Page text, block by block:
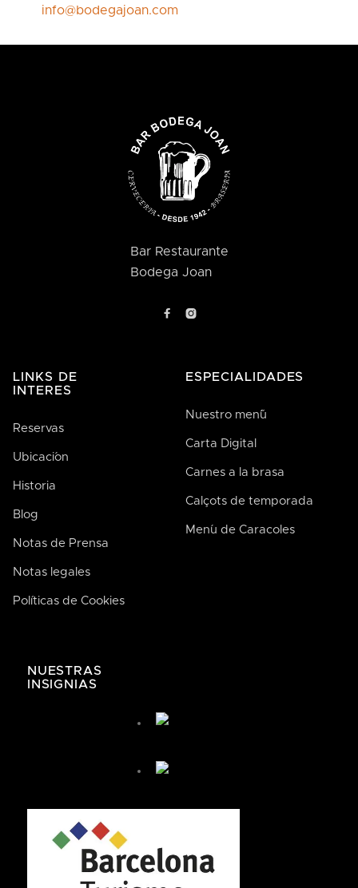
info@bodegajoan.com
Bar Restaurante
Bodega Joan
 
LINKS DE
INTERES
Reservas
Ubicaci´on
Historia
Blog
Notas de Prensa
Notas legales
Políticas de Cookies
ESPECIALIDADES
Nuestro men´´ú
Carta Digital
Carnes a la brasa
Calçots de temporada
Men´u de Caracoles
NUESTRAS
INSIGNIAS
¿Cómo te podemos ayudar hoy?
¿Cómo puedo reservar?